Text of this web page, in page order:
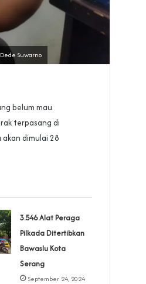
Suwarno
belum mau
terpasang di
dimulai 28
3.546 Alat Peraga
Pilkada Ditertibkan
Bawaslu Kota
Serang
September 24, 2024